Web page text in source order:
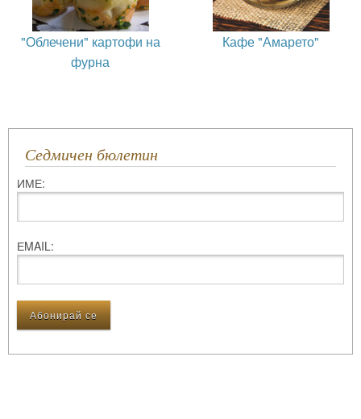
"Облечени" картофи на
фурна
Кафе "Амарето"
Седмичен бюлетин
ИМЕ:
ЕMAIL: